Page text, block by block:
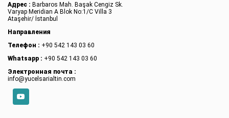
Адрес : Barbaros Mah. Başak Cengiz Sk.
Varyap Meridian A Blok No:1/C Villa 3
Ataşehir/ İstanbul
Направления
Телефон : +90 542 143 03 60
Whatsapp : +90 542 143 03 60
Электронная почта :
info@yucelsarialtin.com
YouTube